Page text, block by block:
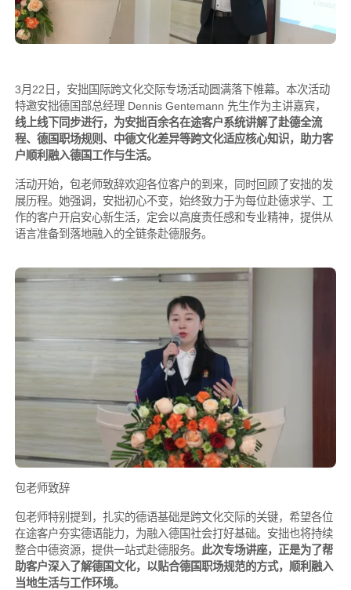
3月22日，安拙国际跨文化交际专场活动圆满落下帷幕。本次活动
特邀安拙德国部总经理 Dennis Gentemann 先生作为主讲嘉宾，
线上线下同步进行，为安拙百余名在途客户系统讲解了赴德全流
程、德国职场规则、中德文化差异等跨文化适应核心知识，助力客
户顺利融入德国工作与生活。
活动开始，包老师致辞欢迎各位客户的到来，同时回顾了安拙的发
展历程。她强调，安拙初心不变，始终致力于为每位赴德求学、工
作的客户开启安心新生活，定会以高度责任感和专业精神，提供从
语言准备到落地融入的全链条赴德服务。
包老师致辞
包老师特别提到，扎实的德语基础是跨文化交际的关键，希望各位
在途客户夯实德语能力，为融入德国社会打好基础。安拙也将持续
整合中德资源，提供一站式赴德服务。 此次专场讲座，正是为了帮
助客户深入了解德国文化，以贴合德国职场规范的方式，顺利融入
当地生活与工作环境。